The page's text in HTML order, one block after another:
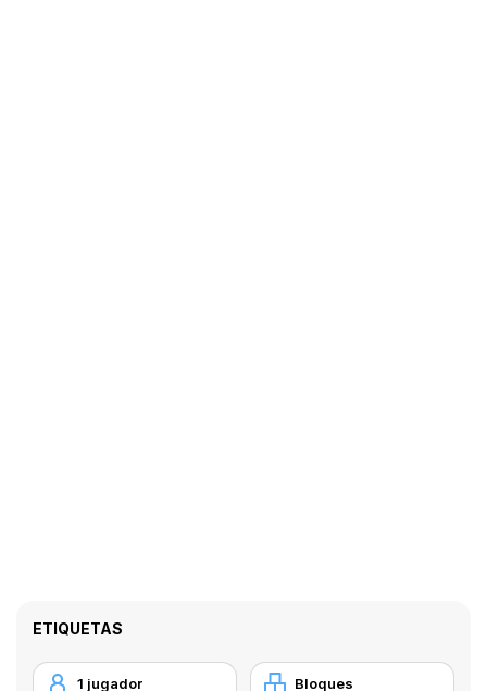
ETIQUETAS
1 jugador Bloques